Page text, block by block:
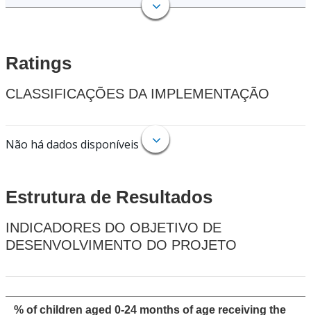
Ratings
CLASSIFICAÇÕES DA IMPLEMENTAÇÃO
Não há dados disponíveis
Estrutura de Resultados
INDICADORES DO OBJETIVO DE
DESENVOLVIMENTO DO PROJETO
% of children aged 0-24 months of age receiving the